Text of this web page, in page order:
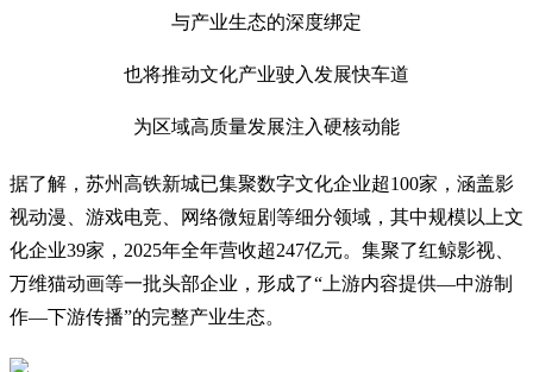
与产业生态的深度绑定
也将推动文化产业驶入发展快车道
为区域高质量发展注入硬核动能
据了解，苏州高铁新城已集聚数字文化企业超100家，涵盖影
视动漫、游戏电竞、网络微短剧等细分领域，其中规模以上文
化企业39家，2025年全年营收超247亿元。集聚了红鲸影视、
万维猫动画等一批头部企业，形成了“上游内容提供—中游制
作—下游传播”的完整产业生态。